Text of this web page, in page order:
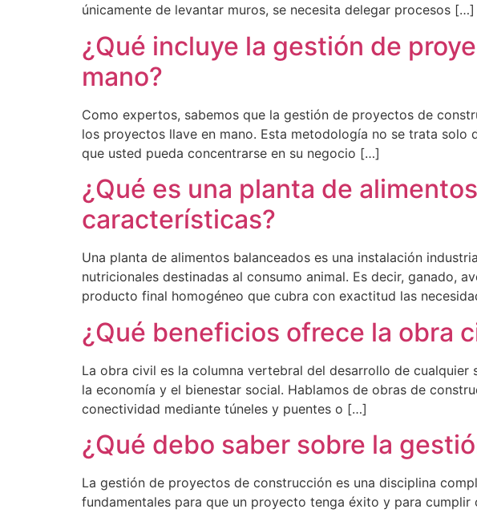
únicamente de levantar muros, se necesita delegar procesos […]
¿Qué incluye la gestión de
mano?
Como expertos, sabemos que la gestión de proyectos de
los proyectos llave en mano. Esta metodología no se trata
que usted pueda concentrarse en su negocio […]
¿Qué es una planta de
características?
Una planta de alimentos balanceados es una instalación
nutricionales destinadas al consumo animal. Es decir, ganado,
producto final homogéneo que cubra con exactitud las
¿Qué beneficios ofrece la obra
La obra civil es la columna vertebral del desarrollo de
la economía y el bienestar social. Hablamos de obras de
conectividad mediante túneles y puentes o […]
¿Qué debo saber sobre la
La gestión de proyectos de construcción es una disciplina
fundamentales para que un proyecto tenga éxito y para